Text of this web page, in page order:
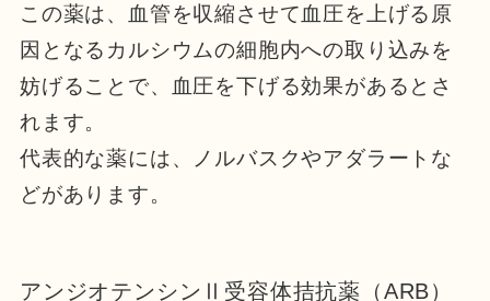
この薬は、血管を収縮させて血圧を上げる原
因となるカルシウムの細胞内への取り込みを
妨げることで、血圧を下げる効果があるとさ
れます。
代表的な薬には、ノルバスクやアダラートな
どがあります。
アンジオテンシンⅡ受容体拮抗薬（ARB）